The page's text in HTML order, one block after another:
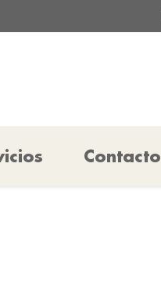
Contacto